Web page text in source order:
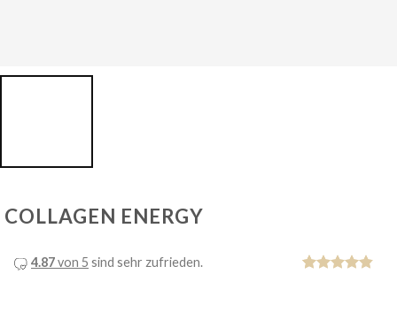
COLLAGEN ENERGY
4.87von 5 sind sehr zufrieden.